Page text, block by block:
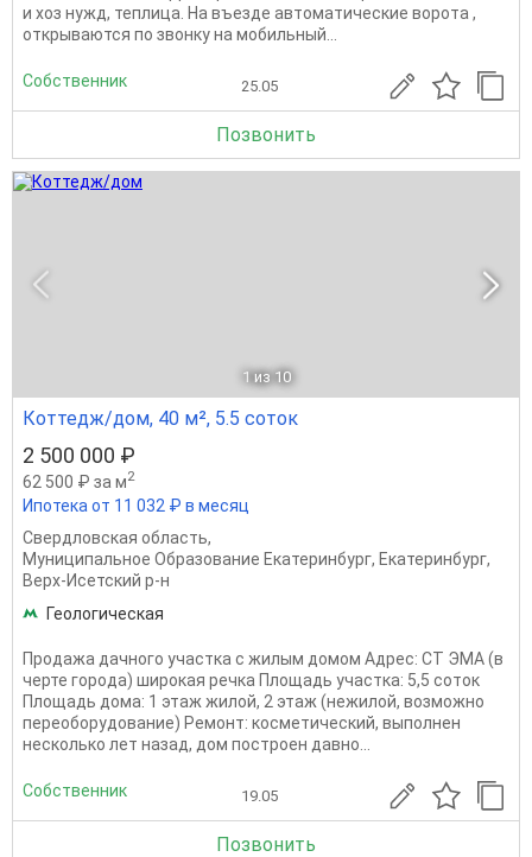
и хоз нужд, теплица. На въезде автоматические ворота ,
открываются по звонку на мобильный...
Собственник 25.05
Позвонить
1 из 10
Коттедж/дом, 40 м², 5.5 соток
2 500 000 ₽
62 500 ₽ за м2
Ипотека от 11 032 ₽ в месяц
Свердловская область,
Муниципальное Образование Екатеринбург, Екатеринбург,
Верх-Исетский р-н
Геологическая
Продажа дачного участка с жилым домом Адрес: СТ ЭМА (в
черте города) широкая речка Площадь участка: 5,5 соток
Площадь дома: 1 этаж жилой, 2 этаж (нежилой, возможно
переоборудование) Ремонт: косметический, выполнен
несколько лет назад, дом построен давно...
Собственник 19.05
Позвонить